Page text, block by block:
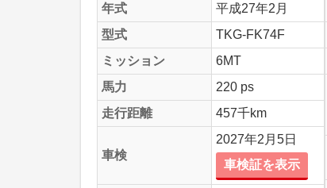
年式
平成27年2月
型式
TKG-FK74F
ミッション
6MT
馬力
220 ps
走行距離
457千km
車検
2027年2月5日
車検証を表示